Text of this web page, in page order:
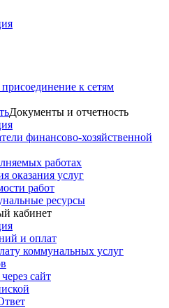
к сетям
Документы и отчетность
финансово-хозяйственной
работах
оказания услуг
работ
ресурсы
кабинет
и оплат
коммунальных услуг
сайт